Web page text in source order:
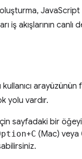
iş akışlarının canlı
kullanıcı
yolu vardır.
sayfadaki bir öğeyi
+C (Mac) veya